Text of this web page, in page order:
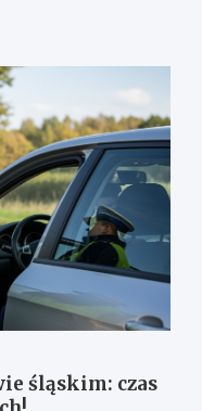
śląskim: czas